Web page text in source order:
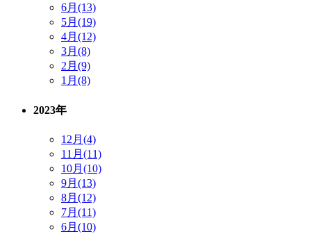
6月(13)
5月(19)
4月(12)
3月(8)
2月(9)
1月(8)
2023年
12月(4)
11月(11)
10月(10)
9月(13)
8月(12)
7月(11)
6月(10)